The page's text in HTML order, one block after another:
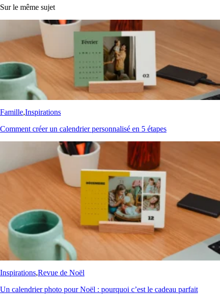
Sur le même sujet
Famille,Inspirations
Comment créer un calendrier personnalisé en 5 étapes
Inspirations,Revue de Noël
Un calendrier photo pour Noël : pourquoi c’est le cadeau parfait